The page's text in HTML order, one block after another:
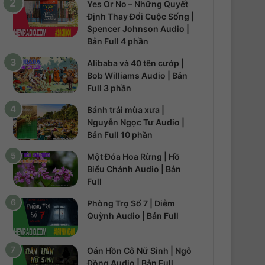
Yes Or No – Những Quyết
Định Thay Đổi Cuộc Sống |
Spencer Johnson Audio |
Bản Full 4 phần
Alibaba và 40 tên cướp |
Bob Williams Audio | Bản
Full 3 phần
Bánh trái mùa xưa |
Nguyễn Ngọc Tư Audio |
Bản Full 10 phần
Một Đóa Hoa Rừng | Hồ
Biểu Chánh Audio | Bản
Full
Phòng Trọ Số 7 | Diễm
Quỳnh Audio | Bản Full
Oán Hồn Cô Nữ Sinh | Ngô